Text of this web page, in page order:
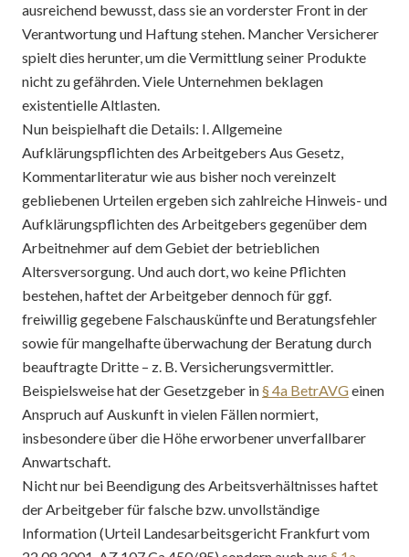
ausreichend bewusst, dass sie an vorderster Front in der
Verantwortung und Haftung stehen. Mancher Versicherer
spielt dies herunter, um die Vermittlung seiner Produkte
nicht zu gefährden. Viele Unternehmen beklagen
existentielle Altlasten.
Nun beispielhaft die Details: I. Allgemeine
Aufklärungspflichten des Arbeitgebers Aus Gesetz,
Kommentarliteratur wie aus bisher noch vereinzelt
gebliebenen Urteilen ergeben sich zahlreiche Hinweis- und
Aufklärungspflichten des Arbeitgebers gegenüber dem
Arbeitnehmer auf dem Gebiet der betrieblichen
Altersversorgung. Und auch dort, wo keine Pflichten
bestehen, haftet der Arbeitgeber dennoch für ggf.
freiwillig gegebene Falschauskünfte und Beratungsfehler
sowie für mangelhafte überwachung der Beratung durch
beauftragte Dritte – z. B. Versicherungsvermittler.
Beispielsweise hat der Gesetzgeber in§ 4a BetrAVGeinen
Anspruch auf Auskunft in vielen Fällen normiert,
insbesondere über die Höhe erworbener unverfallbarer
Anwartschaft.
Nicht nur bei Beendigung des Arbeitsverhältnisses haftet
der Arbeitgeber für falsche bzw. unvollständige
Information (Urteil Landesarbeitsgericht Frankfurt vom